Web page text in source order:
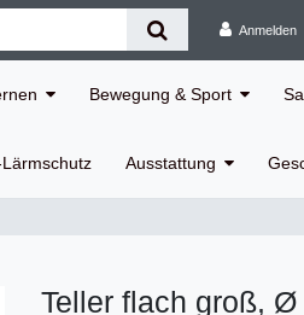
Anmelden
Bewegung & Sport
Ausstattung
Teller flach groß,